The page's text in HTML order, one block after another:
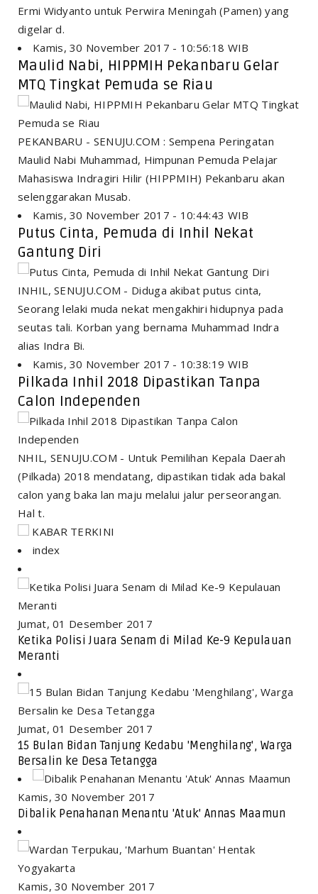
Ermi Widyanto untuk Perwira Meningah (Pamen) yang
digelar d.
Kamis, 30 November 2017 - 10:56:18 WIB
Maulid Nabi, HIPPMIH Pekanbaru Gelar
MTQ Tingkat Pemuda se Riau
PEKANBARU - SENUJU.COM : Sempena Peringatan
Maulid Nabi Muhammad, Himpunan Pemuda Pelajar
Mahasiswa Indragiri Hilir (HIPPMIH) Pekanbaru akan
selenggarakan Musab.
Kamis, 30 November 2017 - 10:44:43 WIB
Putus Cinta, Pemuda di Inhil Nekat
Gantung Diri
INHIL, SENUJU.COM - Diduga akibat putus cinta,
Seorang lelaki muda nekat mengakhiri hidupnya pada
seutas tali. Korban yang bernama Muhammad Indra
alias Indra Bi.
Kamis, 30 November 2017 - 10:38:19 WIB
Pilkada Inhil 2018 Dipastikan Tanpa
Calon Independen
NHIL, SENUJU.COM - Untuk Pemilihan Kepala Daerah
(Pilkada) 2018 mendatang, dipastikan tidak ada bakal
calon yang baka lan maju melalui jalur perseorangan.
Hal t.
KABAR TERKINI
index
Jumat, 01 Desember 2017
Ketika Polisi Juara Senam di Milad Ke-9 Kepulauan
Meranti
Jumat, 01 Desember 2017
15 Bulan Bidan Tanjung Kedabu 'Menghilang', Warga
Bersalin ke Desa Tetangga
Kamis, 30 November 2017
Dibalik Penahanan Menantu 'Atuk' Annas Maamun
Kamis, 30 November 2017